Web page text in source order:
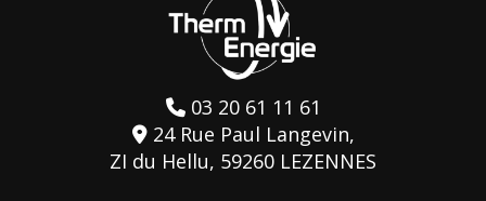
03 20 61 11 61
24 Rue Paul Langevin,
ZI du Hellu, 59260 LEZENNES